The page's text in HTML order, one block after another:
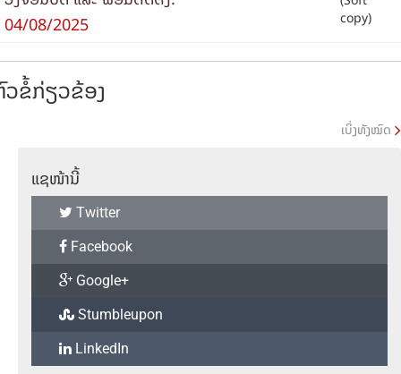
04/08/2025
copy)
ຂໍ້ກ່ຽວຂ້ອງ
ເບິ່ງທັງໝົດ
ແຊໜ້ານີ້
Twitter
Facebook
Google+
Stumbleupon
LinkedIn